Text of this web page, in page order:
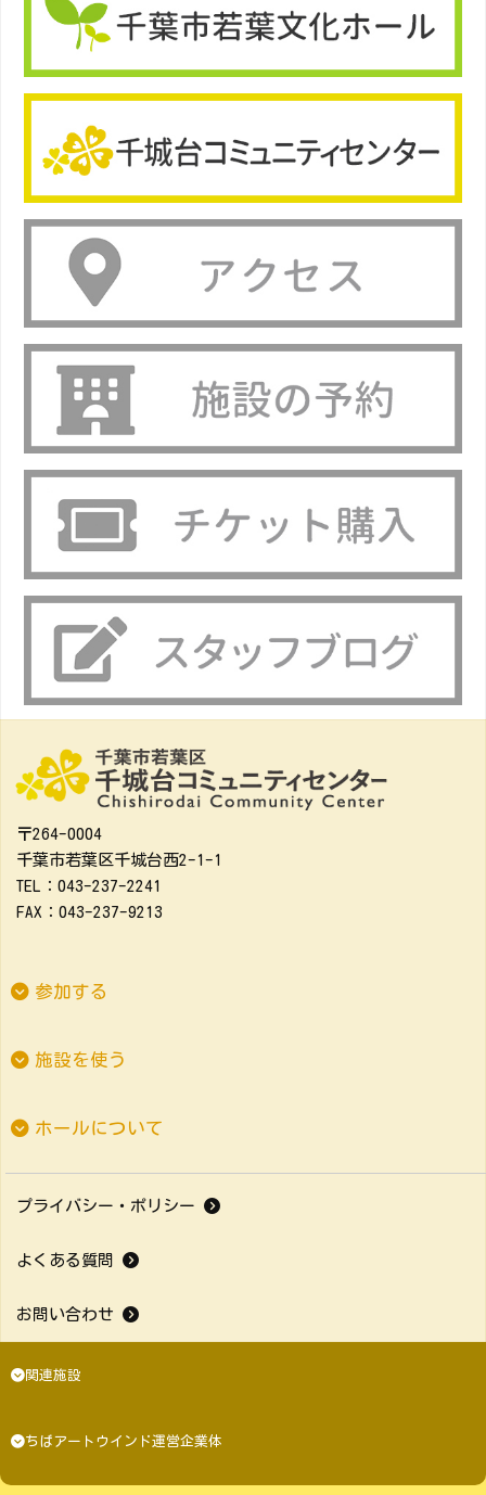
〒264-0004
千葉市若葉区千城台西2-1-1
TEL：043-237-2241
FAX：043-237-9213
参加する
施設を使う
ホールについて
プライバシー・ポリシー
よくある質問
お問い合わせ
関連施設
ちばアートウインド運営企業体